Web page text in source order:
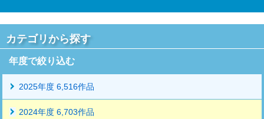
カテゴリから探す
年度で絞り込む
2025年度 6,516作品
2024年度 6,703作品